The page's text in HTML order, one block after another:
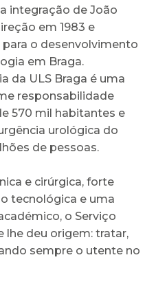
integração de João
em 1983 e
o desenvolvimento
em Braga.
da ULS Braga é uma
responsabilidade
570 mil habitantes e
urológica do
de pessoas.
e cirúrgica, forte
tecnológica e uma
o Serviço
lhe deu origem: tratar,
sempre o utente no